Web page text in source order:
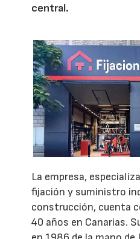
central.
La empresa,
fijación y suministro
construcción, cuenta
40 años en Canarias.